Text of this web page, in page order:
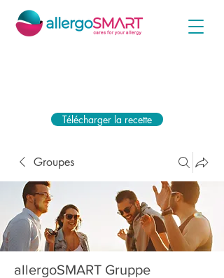
Télécharger la recette
Groupes
allergoSMART Gruppe